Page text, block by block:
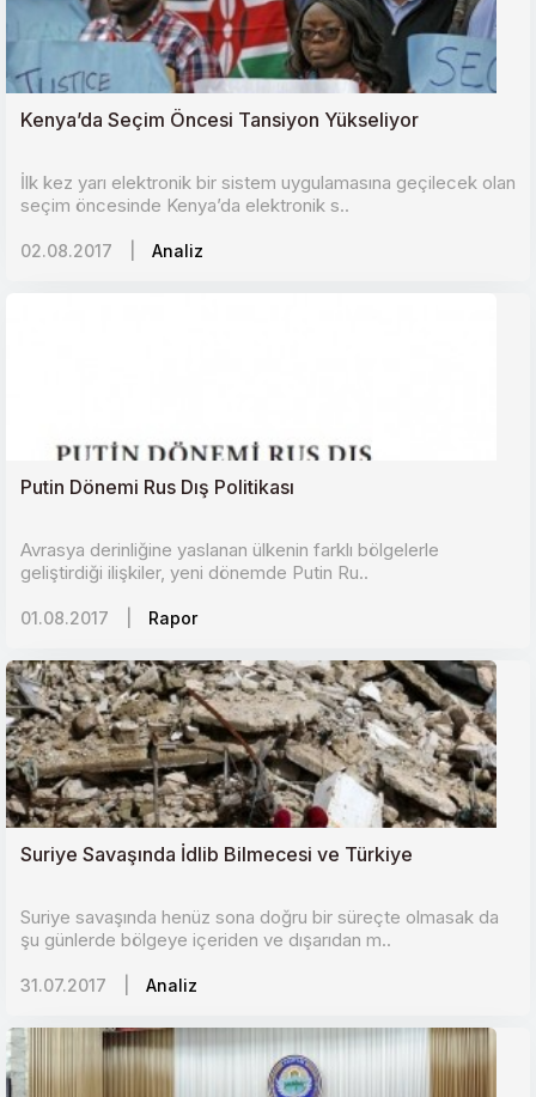
Kenya’da Seçim Öncesi Tansiyon Yükseliyor
İlk kez yarı elektronik bir sistem uygulamasına geçilecek olan
seçim öncesinde Kenya’da elektronik s..
02.08.2017 Analiz
Putin Dönemi Rus Dış Politikası
Avrasya derinliğine yaslanan ülkenin farklı bölgelerle
geliştirdiği ilişkiler, yeni dönemde Putin Ru..
01.08.2017 Rapor
Suriye Savaşında İdlib Bilmecesi ve Türkiye
Suriye savaşında henüz sona doğru bir süreçte olmasak da
şu günlerde bölgeye içeriden ve dışarıdan m..
31.07.2017 Analiz